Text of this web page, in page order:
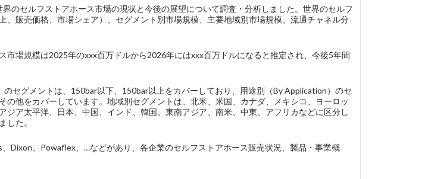
のセルフストアホース市場の現状と今後の展望について調査・分析しました。世界のセルフ
、販売価格、市場シェア）、セグメント別市場規模、主要地域別市場規模、流通チャネル分
市場規模は2025年のxxx百万ドルから2026年にはxxx百万ドルになると推定され、今後5年間
セグメントは、150bar以下、150bar以上をカバーしており、用途別（By Application）のセ
の他をカバーしています。地域別セグメントは、北米、米国、カナダ、メキシコ、ヨーロッ
ジア太平洋、日本、中国、インド、韓国、東南アジア、南米、中東、アフリカなどに区分し
した。
Dixon、Powaflex、…などがあり、各企業のセルフストアホース販売状況、製品・事業概